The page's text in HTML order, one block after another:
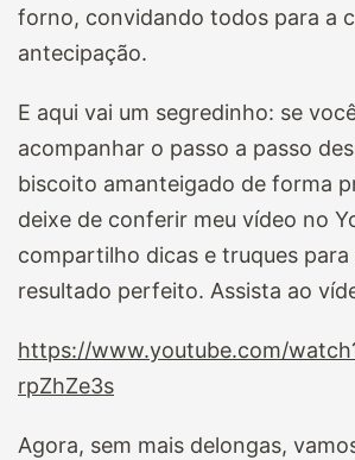
forno, convidando todos para a
antecipação.
E aqui vai um segredinho: se
acompanhar o passo a passo
biscoito amanteigado de forma
deixe de conferir meu vídeo no
compartilho dicas e truques
resultado perfeito. Assista ao
https://www.youtube.com/
rpZhZe3s
Agora, sem mais delongas,